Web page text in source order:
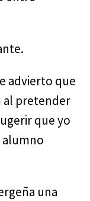
advierto que
al pretender
que yo
alumno
una